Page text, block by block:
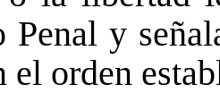
Penal y
el orden